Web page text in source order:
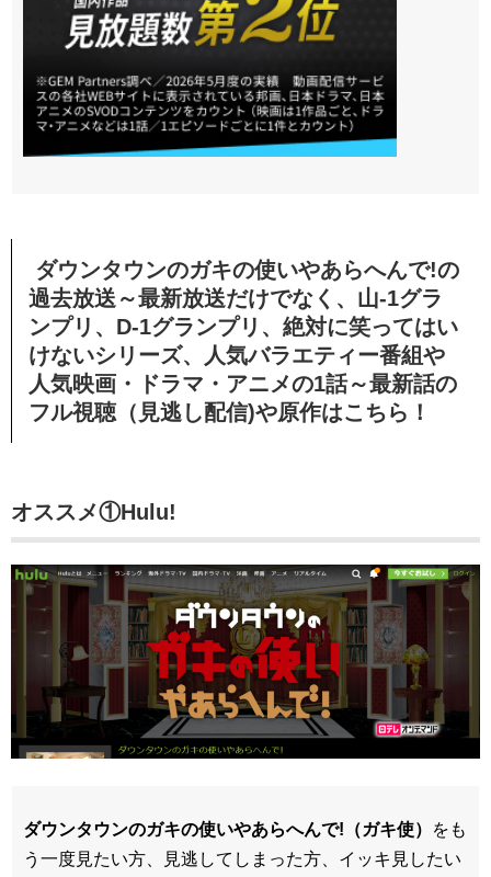
ダウンタウンのガキの使いやあらへんで!の
過去放送～最新放送だけでなく、山-1グラ
ンプリ、D-1グランプリ、 絶対に笑ってはい
けないシリーズ、 人気バラエティー番組や
人気映画・ドラマ・アニメの1話～最新話の
フル視聴（見逃し配信)や原作はこちら！
オススメ①Hulu!
ダウンタウンのガキの使いやあらへんで!（ガキ使）
をも
う一度見たい方、見逃してしまった方、イッキ見したい